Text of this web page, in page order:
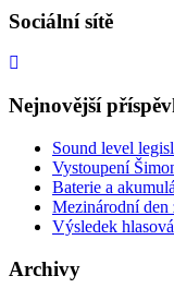
Sociální sítě
Nejnovější
Sound level
Vystoupení
Baterie a
Mezinárodní den
Výsledek
Archivy